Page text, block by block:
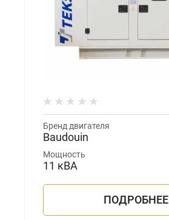
Бренд двигателя
Baudouin
Мощность
11 кВА
ПОДРОБНЕЕ